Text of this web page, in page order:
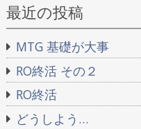
最近の投稿
MTG 基礎が大事
RO終活 その２
RO終活
どうしよう…